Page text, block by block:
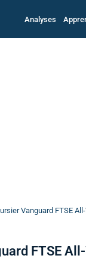
Analyses
Vanguard FTSE
FTSE